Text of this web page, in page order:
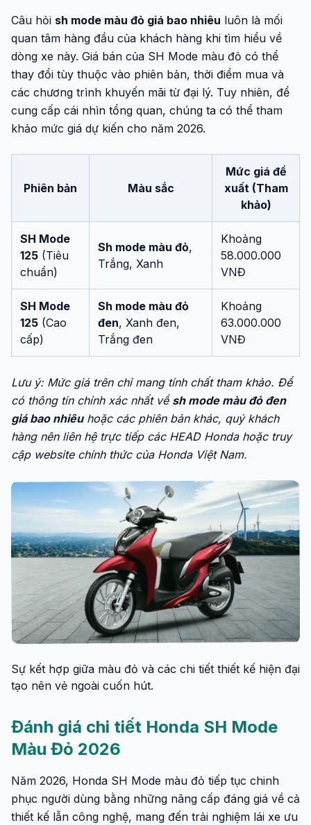
Câu hỏi sh mode màu đỏ giá bao nhiêu luôn là mối
quan tâm hàng đầu của khách hàng khi tìm hiểu về
dòng xe này. Giá bán của SH Mode màu đỏ có thể
thay đổi tùy thuộc vào phiên bản, thời điểm mua và
các chương trình khuyến mãi từ đại lý. Tuy nhiên, để
cung cấp cái nhìn tổng quan, chúng ta có thể tham
khảo mức giá dự kiến cho năm 2026.
Phiên bản Màu sắc
Mức giá đề
xuất (Tham
khảo)
SH Mode
125 (Tiêu
chuẩn)
Sh mode màu đỏ,
Trắng, Xanh
Khoảng
58.000.000
VNĐ
SH Mode
125 (Cao
cấp)
Sh mode màu đỏ
đen, Xanh đen,
Trắng đen
Khoảng
63.000.000
VNĐ
Lưu ý: Mức giá trên chỉ mang tính chất tham khảo. Để
có thông tin chính xác nhất về sh mode màu đỏ đen
giá bao nhiêuhoặc các phiên bản khác, quý khách
hàng nên liên hệ trực tiếp các HEAD Honda hoặc truy
cập website chính thức của Honda Việt Nam.
Sự kết hợp giữa màu đỏ và các chi tiết thiết kế hiện đại
tạo nên vẻ ngoài cuốn hút.
Đánh giá chi tiết Honda SH Mode
Màu Đỏ 2026
Năm 2026, Honda SH Mode màu đỏ tiếp tục chinh
phục người dùng bằng những nâng cấp đáng giá về cả
thiết kế lẫn công nghệ, mang đến trải nghiệm lái xe ưu